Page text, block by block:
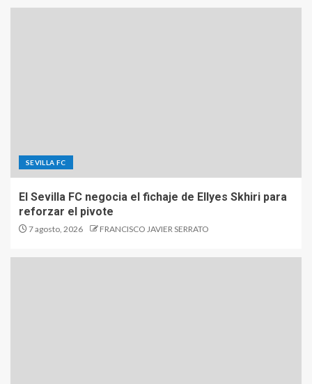
SEVILLA FC
El Sevilla FC negocia el fichaje de Ellyes Skhiri para
reforzar el pivote
7 agosto, 2026 FRANCISCO JAVIER SERRATO